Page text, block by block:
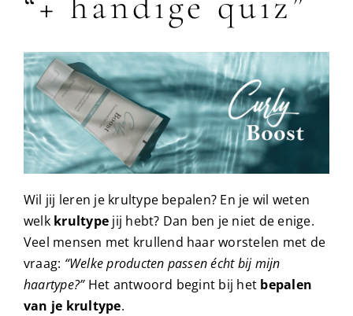
Handige videos
Over ons
Blog
Dichtstbijzijnde winkel
Klantenservice
Dutch ▼
Wil jij leren je krultype bepalen? En je wil weten
welk krultype jij hebt? Dan ben je niet de enige.
Veel mensen met krullend haar worstelen met de
vraag: “Welke producten passen écht bij mijn
haartype?”Het antwoord begint bij het bepalen
van je krultype.